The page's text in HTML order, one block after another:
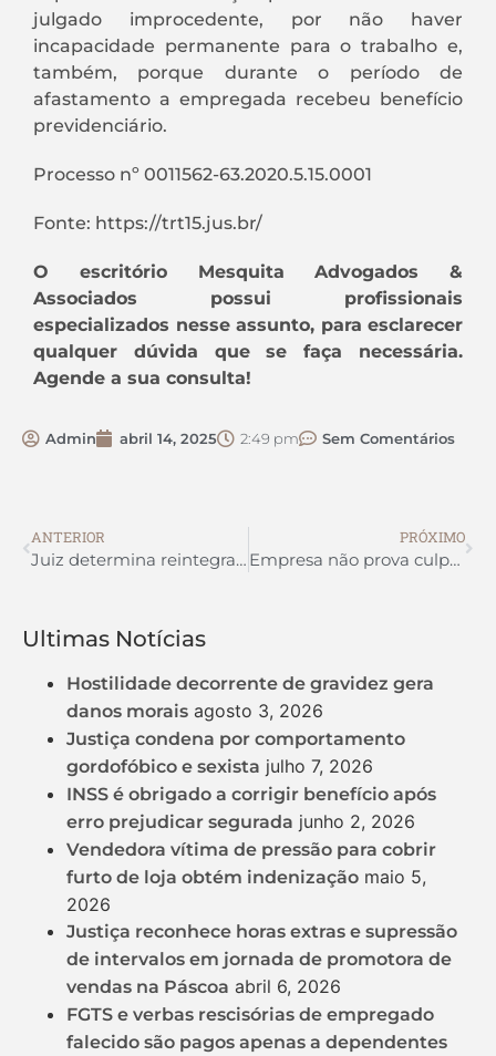
julgado improcedente, por não haver
incapacidade permanente para o trabalho e,
também, porque durante o período de
afastamento a empregada recebeu benefício
previdenciário.
Processo nº 0011562-63.2020.5.15.0001
Fonte: https://trt15.jus.br/
O escritório Mesquita Advogados &
Associados possui profissionais
especializados nesse assunto, para esclarecer
qualquer dúvida que se faça necessária.
Agende a sua consulta!
Admin abril 14, 2025 2:49 pm Sem Comentários
ANTERIOR
Juiz determina reintegração de agente bancário com TEA demitido sem justa causa
PRÓXIMO
Empresa não prova culpa exclusiva da vítima em acidente de trabalho e é condenada
Ultimas Notícias
Hostilidade decorrente de gravidez gera
danos morais agosto 3, 2026
Justiça condena por comportamento
gordofóbico e sexista julho 7, 2026
INSS é obrigado a corrigir benefício após
erro prejudicar segurada junho 2, 2026
Vendedora vítima de pressão para cobrir
furto de loja obtém indenização maio 5,
2026
Justiça reconhece horas extras e supressão
de intervalos em jornada de promotora de
vendas na Páscoa abril 6, 2026
FGTS e verbas rescisórias de empregado
falecido são pagos apenas a dependentes